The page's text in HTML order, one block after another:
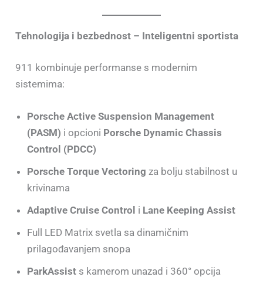
Tehnologija i bezbednost – Inteligentni sportista
911 kombinuje performanse s modernim
sistemima:
Porsche Active Suspension Management
(PASM) i opcioni Porsche Dynamic Chassis
Control (PDCC)
Porsche Torque Vectoring za bolju stabilnost u
krivinama
Adaptive Cruise Control i Lane Keeping Assist
Full LED Matrix svetla sa dinamičnim
prilagođavanjem snopa
ParkAssist s kamerom unazad i 360° opcija